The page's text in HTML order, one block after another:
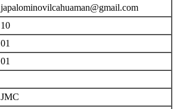
japalominovilcahuaman@gmail.com
10
01
01
JMC